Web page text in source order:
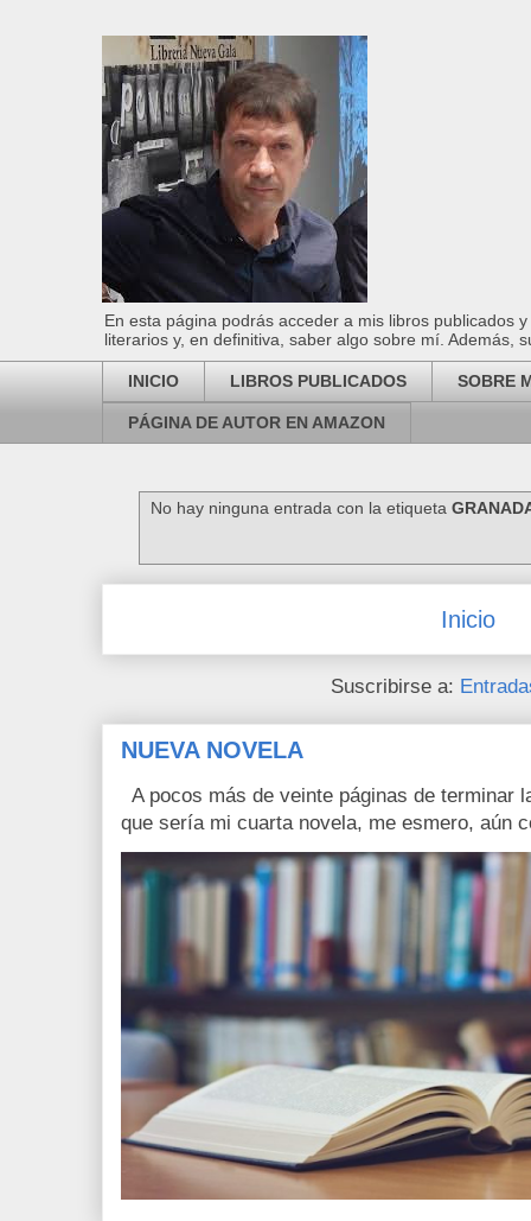
En esta página podrás acceder a mis libros publicados
literarios y, en definitiva, saber algo sobre mí. Además,
INICIO LIBROS PUBLICADOS SOBRE
PÁGINA DE AUTOR EN AMAZON
No hay ninguna entrada con la etiqueta
Inicio
Suscribirse a:
NUEVA NOVELA
A pocos más de veinte páginas de terminar
que sería mi cuarta novela, me esmero, aún